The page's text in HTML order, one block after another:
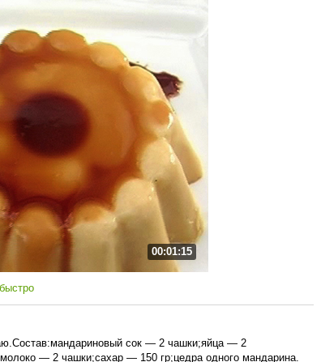
00:01:15
сок — 2 чашки;яйца — 2
— 2 чашки;сахар — 150 гр;цедра одного мандарина.